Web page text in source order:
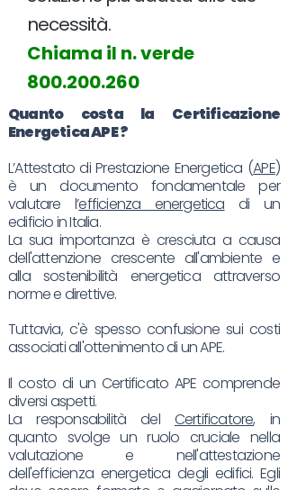
necessità.
Chiama il n. verde
800.200.260
Quanto costa la Certificazione
EnergeticaAPE?
L’Attestato di Prestazione Energetica (APE)
è un documento fondamentale per
valutare l’efficienza energetica di un
edificio in Italia.
La sua importanza è cresciuta a causa
dell'attenzione crescente all'ambiente e
alla sostenibilità energetica attraverso
norme e direttive.
Tuttavia, c'è spesso confusione sui costi
associati all'ottenimento di un APE.
Il costo di un Certificato APE comprende
diversi aspetti.
La responsabilità del Certificatore, in
quanto svolge un ruolo cruciale nella
valutazione e nell'attestazione
dell'efficienza energetica degli edifici. Egli